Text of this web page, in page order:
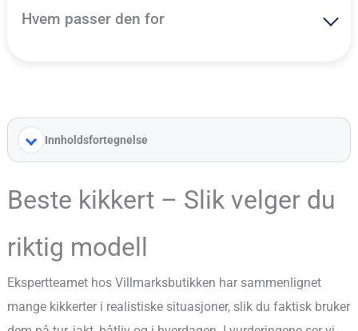
Hvem passer den for
Innholdsfortegnelse
Beste kikkert – Slik velger du
riktig modell
Ekspertteamet hos Villmarksbutikken har sammenlignet
mange kikkerter i realistiske situasjoner, slik du faktisk bruker